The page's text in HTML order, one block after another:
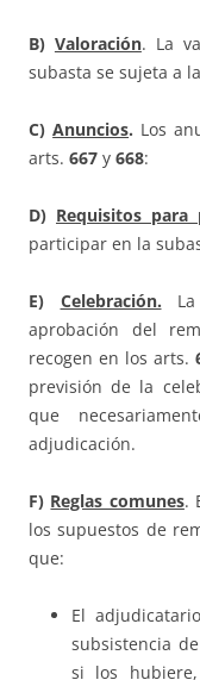
B) Valoración. La
subasta se sujeta a
C)Anuncios. Los
arts. 667 y 668:
D) Requisitos para
participar en la
E) Celebración.
aprobación del
recogen en los arts.
previsión de la
que
adjudicación.
F) Reglas comunes.
los supuestos de
que:
El
subsistencia
si los